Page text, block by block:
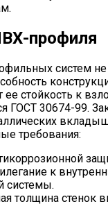
профиля
систем не
ее стойкость к
ГОСТ 30674-99.
требования:
к
системы.
толщина стенок